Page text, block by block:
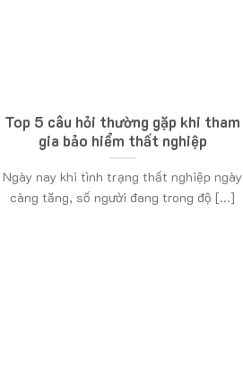
Top 5 câu hỏi thường gặp khi tham
gia bảo hiểm thất nghiệp
Ngày nay khi tình trạng thất nghiệp ngày
càng tăng, số người đang trong độ [...]